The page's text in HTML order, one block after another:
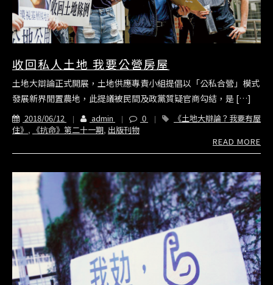
收回私人土地 我要公營房屋
土地大辯論正式開展，土地供應專責小組提倡以「公私合營」模式
發展新界閒置農地，此提議被民間及政黨質疑官商勾結，是 […]
2018/06/12 admin 0
《土地大辯論？我要有屋
住》 , 《抗命》第二十一期, 出版刊物
READ MORE